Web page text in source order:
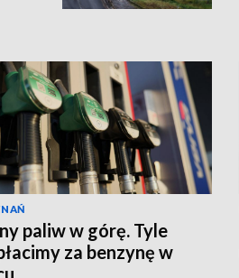
paliw w górę. Tyle
za benzynę w